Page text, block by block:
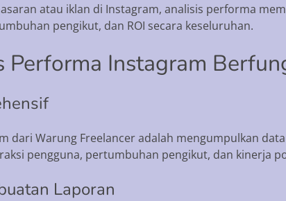
atau iklan di Instagram, analisis performa
pengikut, dan ROI secara keseluruhan.
Performa Instagram
dari Warung Freelancer adalah mengumpulkan
pengguna, pertumbuhan pengikut, dan kinerja
Laporan